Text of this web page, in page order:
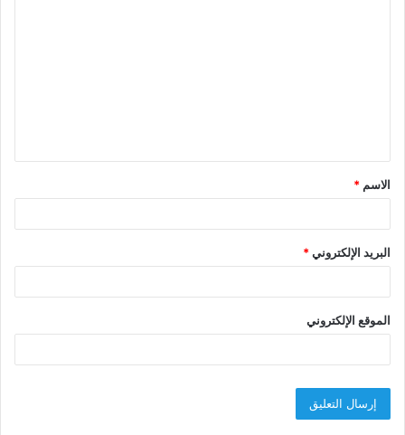
ق
*
الاسم *
البريد الإلكتروني*
الموقع الإلكتروني